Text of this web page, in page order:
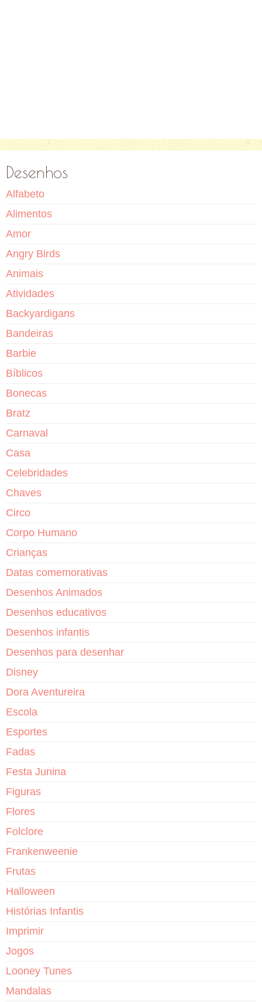
Desenhos
Alfabeto
Alimentos
Amor
Angry Birds
Animais
Atividades
Backyardigans
Bandeiras
Barbie
Bíblicos
Bonecas
Bratz
Carnaval
Casa
Celebridades
Chaves
Circo
Corpo Humano
Crianças
Datas comemorativas
Desenhos Animados
Desenhos educativos
Desenhos infantis
Desenhos para desenhar
Disney
Dora Aventureira
Escola
Esportes
Fadas
Festa Junina
Figuras
Flores
Folclore
Frankenweenie
Frutas
Halloween
Histórias Infantis
Imprimir
Jogos
Looney Tunes
Mandalas